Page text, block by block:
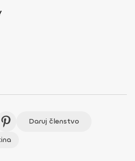
Daruj členstvo